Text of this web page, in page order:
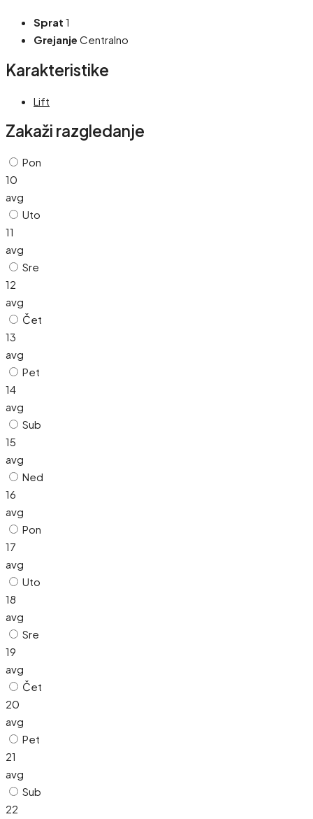
Sprat 1
Grejanje Centralno
Karakteristike
Lift
Zakaži razgledanje
Pon
10
avg
Uto
11
avg
Sre
12
avg
Čet
13
avg
Pet
14
avg
Sub
15
avg
Ned
16
avg
Pon
17
avg
Uto
18
avg
Sre
19
avg
Čet
20
avg
Pet
21
avg
Sub
22